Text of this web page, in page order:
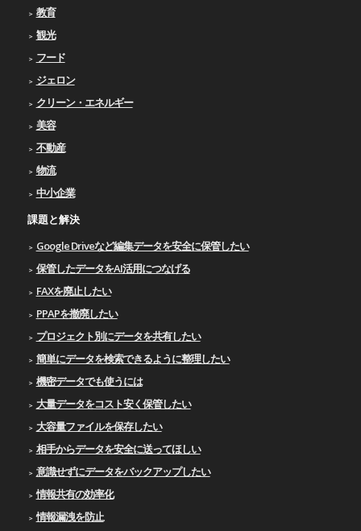
教育
観光
フード
ジェロン
クリーン・エネルギー
美容
不動産
物流
中小企業
課題と解決
Google Driveなど編集データを安全に保管したい
保管したデータをAI活用につなげる
FAXを廃止したい
PPAPを撤廃したい
プロジェクト別にデータを共有したい
簡単にデータを検索できるように整理したい
機密データでも使うには
大量データをコスト安く保管したい
大容量ファイルを保存したい
相手からデータを安全に送ってほしい
意識せずにデータをバックアップしたい
情報共有の効率化
情報漏洩を防止